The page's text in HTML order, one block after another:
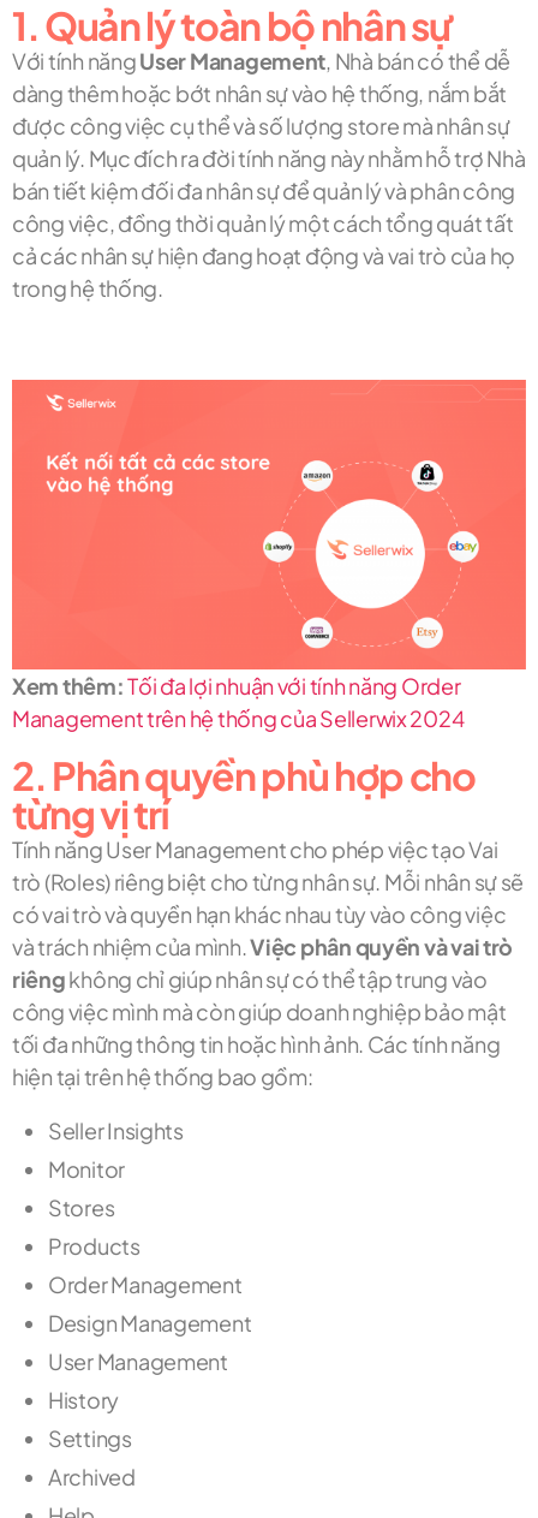
1. Quản lý toàn bộ nhân sự
Với tính năngUser Management, Nhà bán có thể dễ
dàng thêm hoặc bớt nhân sự vào hệ thống, nắm bắt
được công việc cụ thể và số lượng store mà nhân sự
quản lý. Mục đích ra đời tính năng này nhằm hỗ trợ Nhà
bán tiết kiệm đối đa nhân sự để quản lý và phân công
công việc, đồng thời quản lý một cách tổng quát tất
cả các nhân sự hiện đang hoạt động và vai trò của họ
trong hệ thống.
Xem thêm:Tối đa lợi nhuận với tính năng Order
Management trên hệ thống của Sellerwix 2024
2. Phân quyền phù hợp cho
từng vị trí
Tính năng User Management cho phép việc tạo Vai
trò (Roles) riêng biệt cho từng nhân sự. Mỗi nhân sự sẽ
có vai trò và quyền hạn khác nhau tùy vào công việc
và trách nhiệm của mình.Việc phân quyền và vai trò
riêngkhông chỉ giúp nhân sự có thể tập trung vào
công việc mình mà còn giúp doanh nghiệp bảo mật
tối đa những thông tin hoặc hình ảnh. Các tính năng
hiện tại trên hệ thống bao gồm:
Seller Insights
Monitor
Stores
Products
Order Management
Design Management
User Management
History
Settings
Archived